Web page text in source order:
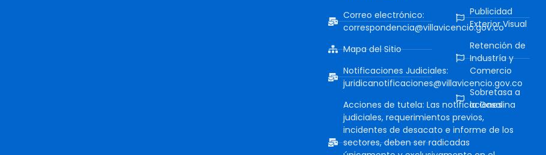
Correo electrónico:
correspondencia@villavicencio.gov.co
Mapa del Sitio
Notificaciones Judiciales:
juridicanotificaciones@villavicencio.gov.co
Acciones de tutela: Las notificaciones
judiciales, requerimientos previos,
incidentes de desacato e informe de los
sectores, deben ser radicadas
Publicidad
Exterior Visual
Retención de
Industría y
Comercio
Sobretasa a
la Gasolina